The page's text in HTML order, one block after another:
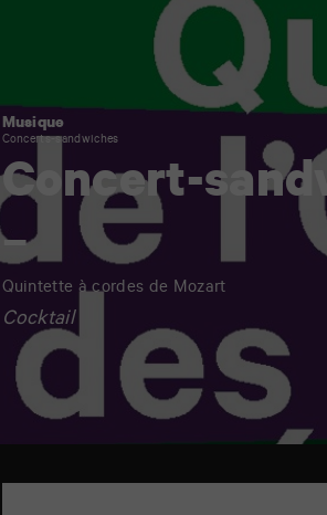
Musique
Concerts-sandwiches
Concert-
–
Quintette à cordes de Mozart
Cocktail